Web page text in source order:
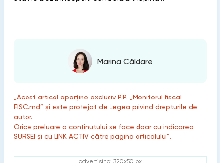
Marina Căldare
„Acest articol aparține exclusiv P.P. „Monitorul fiscal
FISC.md” și este protejat de Legea privind drepturile de
autor.
Orice preluare a conținutului se face doar cu indicarea
SURSEI și cu LINK ACTIV către pagina articolului”.
advertising: 320x50 px